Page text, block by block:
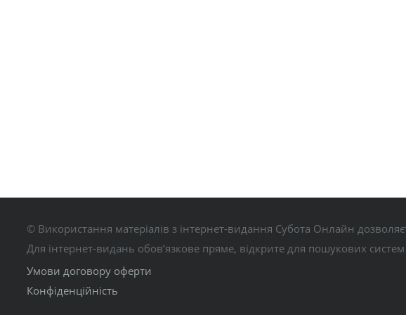
© Використання матеріалів з інтернет-видання Субота Онлайн
Для інтернет-видань обов’язкове пряме, відкрите для пошукових
Умови договору оферти
Конфіденційність